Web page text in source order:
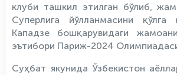
клуби ташкил этилган бўлиб,
Суперлига йўлланмасини қўлга
Кападзе бошқарувидаги
эътибори Париж-2024
Суҳбат якунида Ўзбекистон